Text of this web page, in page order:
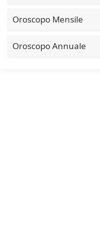
Oroscopo Mensile
Oroscopo Annuale